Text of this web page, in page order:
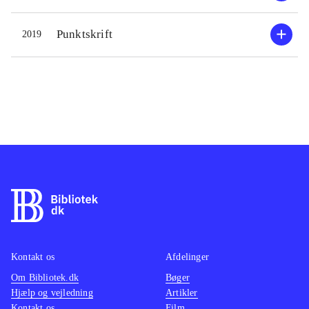
alvor. En letlæselig og tilgængelig
debutsamling, som lægger an til
2019 Punktskrift
Kontakt os
Om Bibliotek.dk
Hjælp og vejledning
Afdelinger
Bøger
Artikler